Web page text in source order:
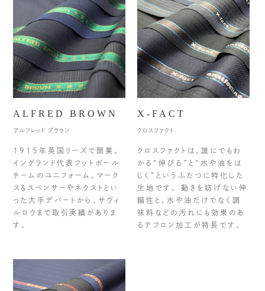
ALFRED BROWN
アルフレッド ブラウン
1915年英国リーズで開業。
イングランド代表フットボール
チームのユニフォーム、マーク
ス&スペンサーやネクストとい
った大手デパートから、サヴィ
ルロウまで取引実績がありま
す。
X-FACT
クロスファクト
クロスファクトは、誰にでもわ
かる“伸びる”と“水や油をは
じく”というふたつに特化した
生地です。 動きを妨げない伸
縮性と、水や油だけでなく調
味料などの汚れにも効果のあ
るテフロン加工が特長です。